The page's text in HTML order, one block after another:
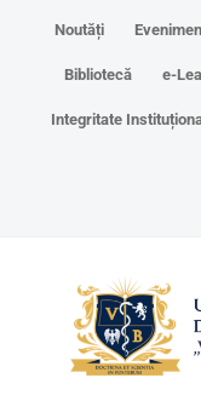
Noutăți
Bibliotecă e-
Integritate